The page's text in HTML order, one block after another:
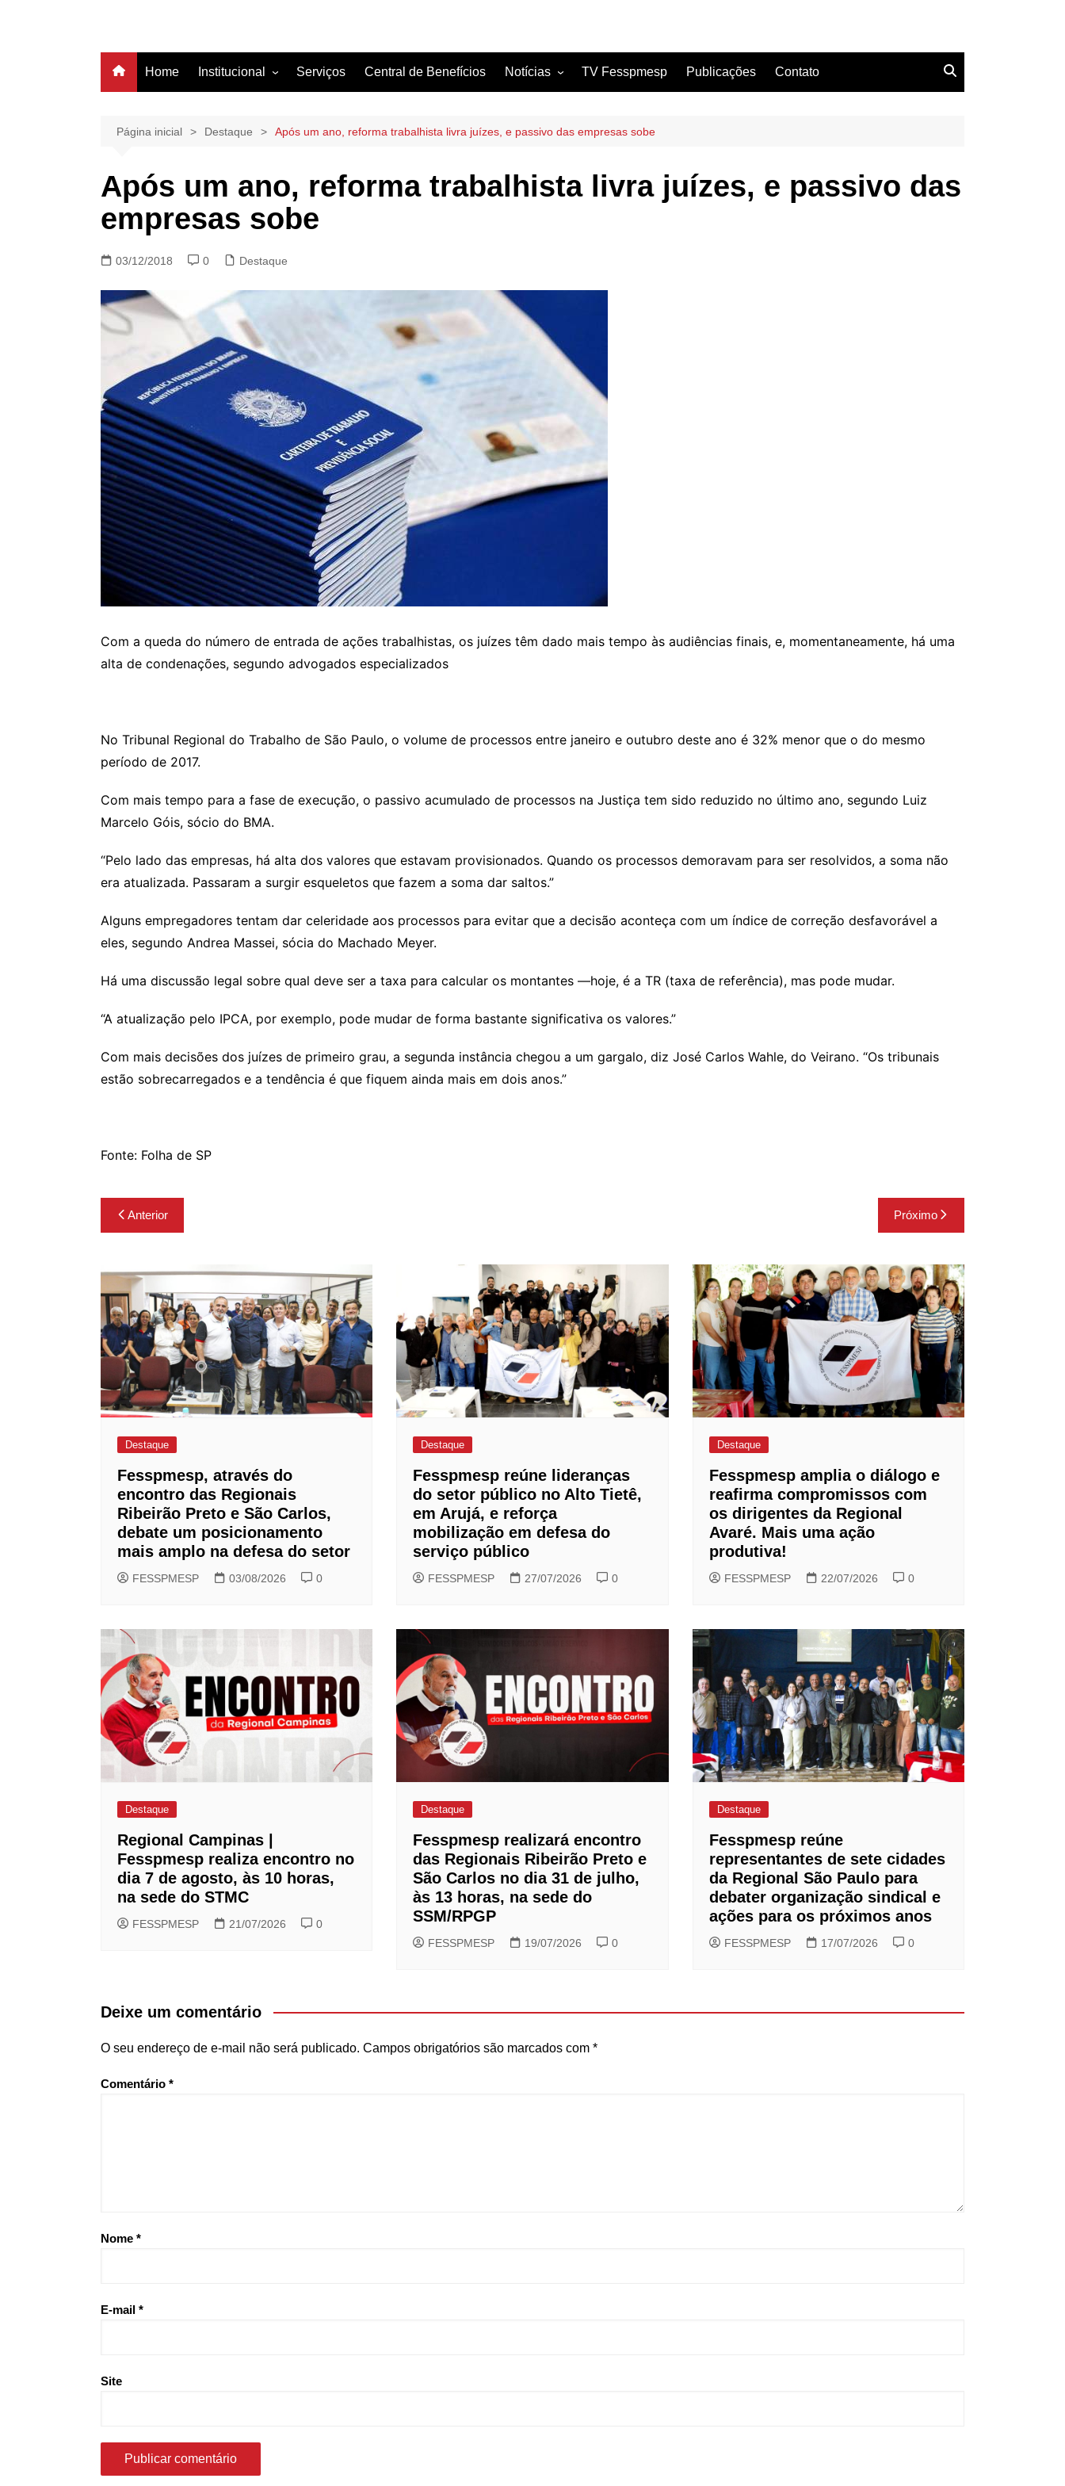
Home Institucional
Estrutura
Diretoria
Serviços Central de Benefícios Notícias
Artigos
TV Fesspmesp Publicações Contato
Página inicial Destaque Após um ano, reforma trabalhista livra juízes, e passivo das empresas sobe
Após um ano, reforma trabalhista livra juízes, e passivo das
empresas sobe
03/12/2018 0 Destaque
Com a queda do número de entrada de ações trabalhistas, os juízes têm dado mais tempo às audiências finais, e, momentaneamente, há uma
alta de condenações, segundo advogados especializados
No Tribunal Regional do Trabalho de São Paulo, o volume de processos entre janeiro e outubro deste ano é 32% menor que o do mesmo
período de 2017.
Com mais tempo para a fase de execução, o passivo acumulado de processos na Justiça tem sido reduzido no último ano, segundo Luiz
Marcelo Góis, sócio do BMA.
“Pelo lado das empresas, há alta dos valores que estavam provisionados. Quando os processos demoravam para ser resolvidos, a soma não
era atualizada. Passaram a surgir esqueletos que fazem a soma dar saltos.”
Alguns empregadores tentam dar celeridade aos processos para evitar que a decisão aconteça com um índice de correção desfavorável a
eles, segundo Andrea Massei, sócia do Machado Meyer.
Há uma discussão legal sobre qual deve ser a taxa para calcular os montantes —hoje, é a TR (taxa de referência), mas pode mudar.
“A atualização pelo IPCA, por exemplo, pode mudar de forma bastante significativa os valores.”
Com mais decisões dos juízes de primeiro grau, a segunda instância chegou a um gargalo, diz José Carlos Wahle, do Veirano. “Os tribunais
estão sobrecarregados e a tendência é que fiquem ainda mais em dois anos.”
Fonte: Folha de SP
Navegação
de
Post
Anterior Próximo
Destaque
Fesspmesp, através do
encontro das Regionais
Ribeirão Preto e São Carlos,
debate um posicionamento
mais amplo na defesa do setor
FESSPMESP 03/08/2026 0
Destaque
Fesspmesp reúne lideranças
do setor público no Alto Tietê,
em Arujá, e reforça
mobilização em defesa do
serviço público
FESSPMESP 27/07/2026 0
Destaque
Fesspmesp amplia o diálogo e
reafirma compromissos com
os dirigentes da Regional
Avaré. Mais uma ação
produtiva!
FESSPMESP 22/07/2026 0
Destaque
Regional Campinas |
Fesspmesp realiza encontro no
dia 7 de agosto, às 10 horas,
na sede do STMC
FESSPMESP 21/07/2026 0
Destaque
Fesspmesp realizará encontro
das Regionais Ribeirão Preto e
São Carlos no dia 31 de julho,
às 13 horas, na sede do
SSM/RPGP
FESSPMESP 19/07/2026 0
Destaque
Fesspmesp reúne
representantes de sete cidades
da Regional São Paulo para
debater organização sindical e
ações para os próximos anos
FESSPMESP 17/07/2026 0
Deixe um comentário
O seu endereço de e-mail não será publicado. Campos obrigatórios são marcados com *
Comentário *
Nome *
E-mail *
Site